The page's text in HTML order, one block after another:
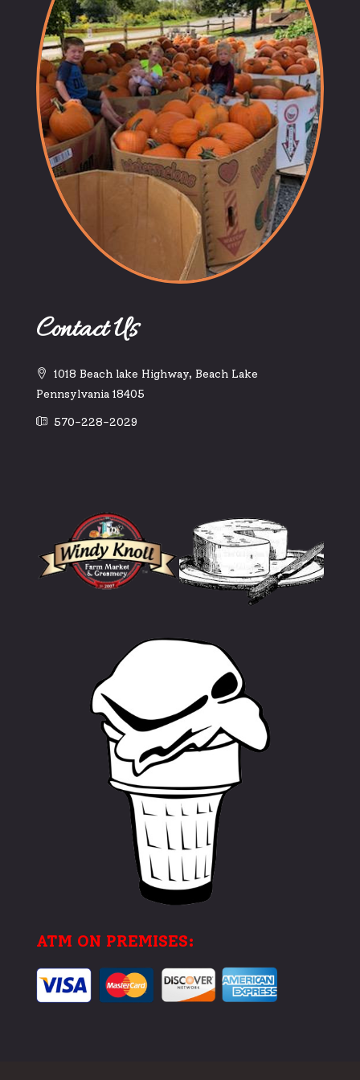
Contact Us
1018 Beach lake Highway, Beach Lake
Pennsylvania 18405
570-228-2029
ATM ON PREMISES: